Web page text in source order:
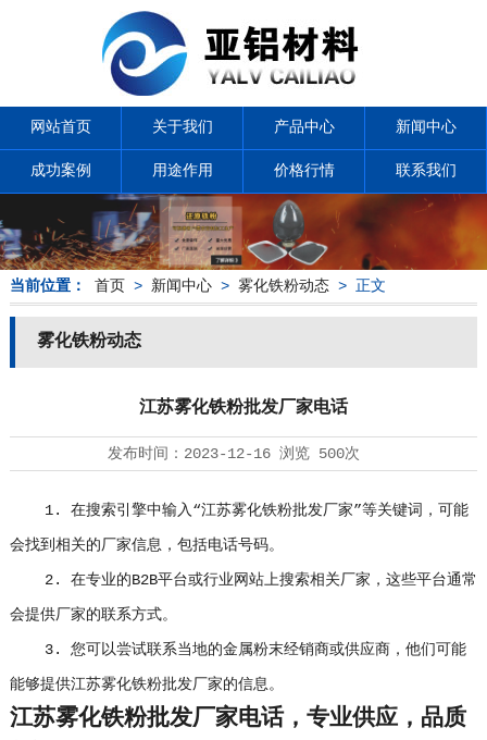
网站首页 关于我们 产品中心 新闻中心
成功案例 用途作用 价格行情 联系我们
当前位置： 首页 > 新闻中心> 雾化铁粉动态> 正文
雾化铁粉动态
江苏雾化铁粉批发厂家电话
发布时间： 2023-12-16浏览 500次
1. 在搜索引擎中输入“江苏雾化铁粉批发厂家”等关键词，可能
会找到相关的厂家信息，包括电话号码。
2. 在专业的B2B平台或行业网站上搜索相关厂家，这些平台通常
会提供厂家的联系方式。
3. 您可以尝试联系当地的金属粉末经销商或供应商，他们可能
能够提供江苏雾化铁粉批发厂家的信息。
江苏雾化铁粉批发厂家电话，专业供应，品质